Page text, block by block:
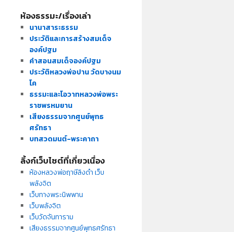
ห้องธรรมะ/เรื่องเล่า
นานาสาระธรรม
ประวัติและการสร้างสมเด็จ
องค์ปฐม
คำสอนสมเด็จองค์ปฐม
ประวัติหลวงพ่อปาน วัดบางนม
โค
ธรรมะและโอวาทหลวงพ่อพระ
ราชพรหมยาน
เสียงธรรมจากศูนย์พุทธ
ศรัทธา
บทสวดมนต์-พระคาถา
ลิ้งก์เว็บไซต์ที่เกี่ยวเนื่อง
ห้องหลวงพ่อฤาษีลิงดำ เว็บ
พลังจิต
เว็บทางพระนิพพาน
เว็บพลังจิต
เว็บวัดจันทาราม
เสียงธรรมจากศูนย์พุทธศรัทธา